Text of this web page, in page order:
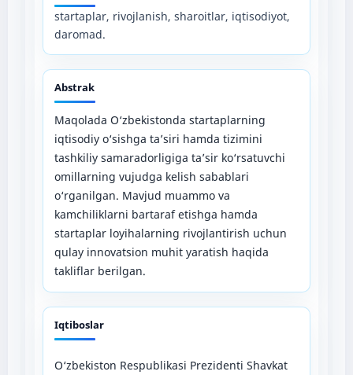
startaplar, rivojlanish, sharoitlar, iqtisodiyot,
daromad.
Abstrak
Maqolada O‘zbekistonda startaplarning
iqtisodiy o‘sishga ta’siri hamda tizimini
tashkiliy samaradorligiga taʼsir ko‘rsatuvchi
omillarning vujudga kelish sabablari
o‘rganilgan. Mavjud muammo va
kamchiliklarni bartaraf etishga hamda
startaplar loyihalarning rivojlantirish uchun
qulay innovatsion muhit yaratish haqida
takliflar berilgan.
Iqtiboslar
O‘zbekiston Respublikasi Prezidenti Shavkat